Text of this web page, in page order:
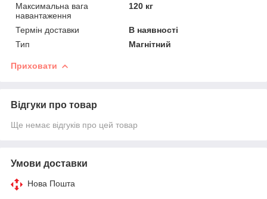
Максимальна вага
навантаження
120 кг
Термін доставки
В наявності
Тип
Магнітний
Приховати
Відгуки про товар
Ще немає відгуків про цей товар
Умови доставки
Нова Пошта